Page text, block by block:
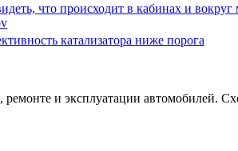
что происходит в кабинах и
катализатора ниже порога
ремонте и эксплуатации автомобилей.